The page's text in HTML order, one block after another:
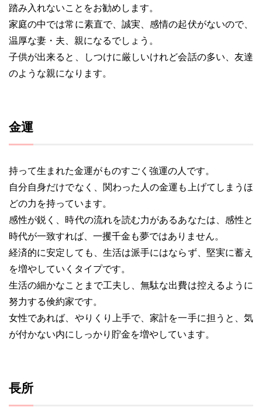
踏み入れないことをお勧めします。
家庭の中では常に素直で、誠実、感情の起伏がないので、
温厚な妻・夫、親になるでしょう。
子供が出来ると、しつけに厳しいけれど会話の多い、友達
のような親になります。
金運
持って生まれた金運がものすごく強運の人です。
自分自身だけでなく、関わった人の金運も上げてしまうほ
どの力を持っています。
感性が鋭く、時代の流れを読む力があるあなたは、感性と
時代が一致すれば、一攫千金も夢ではありません。
経済的に安定しても、生活は派手にはならず、堅実に蓄え
を増やしていくタイプです。
生活の細かなことまで工夫し、無駄な出費は控えるように
努力する倹約家です。
女性であれば、やりくり上手で、家計を一手に担うと、気
が付かない内にしっかり貯金を増やしています。
長所